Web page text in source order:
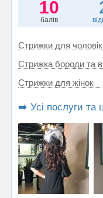
10
балів
Стрижки для
Стрижка бороди та
Стрижки для жінок
➡️ Усі послуги та